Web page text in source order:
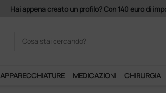
APPARECCHIATURE MEDICAZIONI CHIRURGIA